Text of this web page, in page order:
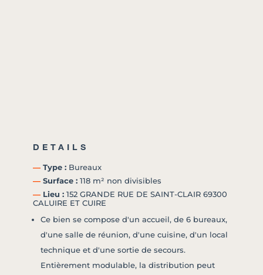
DETAILS
― Type : Bureaux
― Surface : 118 m² non divisibles
― Lieu : 152 GRANDE RUE DE SAINT-CLAIR 69300
CALUIRE ET CUIRE
Ce bien se compose d'un accueil, de 6 bureaux,
d'une salle de réunion, d'une cuisine, d'un local
technique et d'une sortie de secours.
Entièrement modulable, la distribution peut